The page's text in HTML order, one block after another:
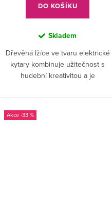
DO KOŠÍKU
Skladem
Dřevěná lžíce ve tvaru elektrické
kytary kombinuje užitečnost s
hudební kreativitou a je
vášeň pro hudbu stále na dosah
-33 %